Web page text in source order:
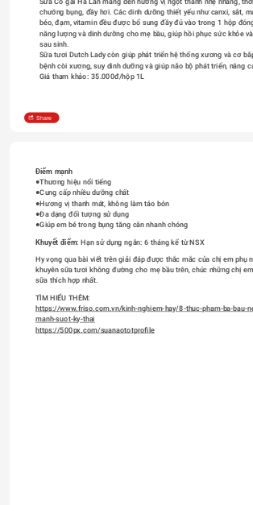
chướng bụng, đầy hơi. Các dinh dưỡng thiết yếu như canxi, sắt,
béo, đạm, vitamin đều được bổ sung đầy đủ vào trong 1 hộp
năng lượng và dinh dưỡng cho mẹ bầu, giúp hồi phục sức khỏe
sau sinh.
Sữa tươi Dutch Lady còn giúp phát triển hệ thống xương và cơ
bệnh còi xương, suy dinh dưỡng và giúp não bộ phát triển, nâng
Giá tham khảo: 35.000đ/hộp 1L
Share
Điểm mạnh
●Thương hiệu nổi tiếng
●Cung cấp nhiều dưỡng chất
●Hương vị thanh mát, không làm táo bón
●Đa dạng đối tượng sử dụng
●Giúp em bé trong bụng tăng cân nhanh chóng
Khuyết điểm: Hạn sử dụng ngắn: 6 tháng kể từ NSX
Hy vọng qua bài viết trên giải đáp được thắc mắc của chị em phụ
khuyên sữa tươi không đường cho mẹ bầu trên, chúc những chị
sữa thích hợp nhất.
TÌM HIỂU THÊM:
https://www.friso.com.vn/kinh-nghiem-hay/8-thuc-pham-ba-bau-
manh-suot-ky-thai
https://500px.com/suanaototprofile